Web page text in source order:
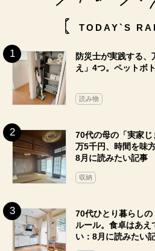
TODAY`S
防災士が実践する
え」4つ。ペットボ
読み物
70代の母の「実家
万5千円、時間を味
8月に読みたい記事
収納
70代ひとり暮らし
ルール。食卓はあえ
い：8月に読みたい